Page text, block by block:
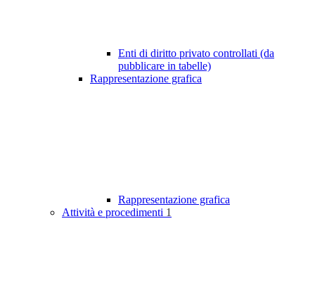
Enti di diritto privato controllati (da
pubblicare in tabelle)
Rappresentazione grafica
Rappresentazione grafica
Attività e procedimenti 1